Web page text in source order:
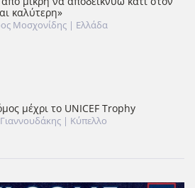
καλύτερη»
Μοσχονίδης | Ελλάδα
μέχρι το UNICEF Trophy
| Κύπελλο